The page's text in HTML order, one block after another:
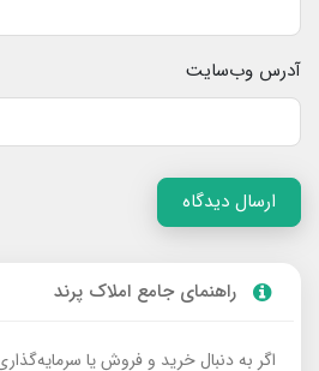
آدرس وب‌سایت
ارسال دیدگاه
راهنمای جامع املاک پرند
اگر به دنبال خرید و فروش یا